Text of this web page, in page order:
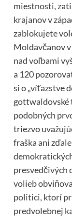
miestnosti,
krajanov v
zablokujete
Moldavčanov
nad voľbami
a 120
si o „víťazstve
gottwaldovské
podobných
triezvo
fraška ani
presvedčivých
volieb
politici, ktorí
predvolebnej